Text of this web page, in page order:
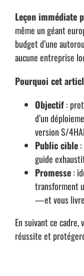
Leçon immédiate
même un géant
budget d’une
aucune entreprise
Pourquoi cet
Objectif:
d’un
version S/
Public cible
guide
Promesse:
transforment
—et vous
En suivant ce cadre,
réussite et